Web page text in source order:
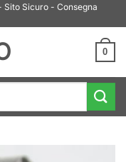
Sicuro - Consegna
0